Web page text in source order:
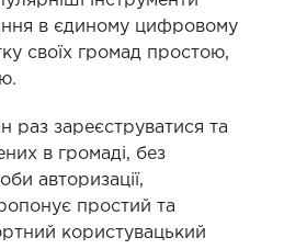
в єдиному цифровому
своїх громад простою,
зареєструватися та
в громаді, без
авторизації,
простий та
користувацький